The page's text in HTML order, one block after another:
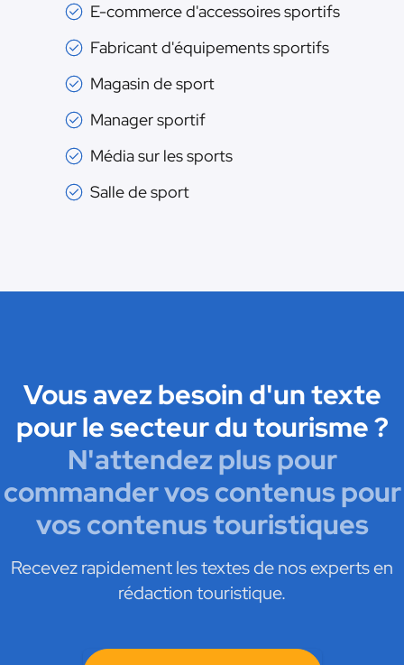
E-commerce d'accessoires sportifs
Fabricant d'équipements sportifs
Magasin de sport
Manager sportif
Média sur les sports
Salle de sport
Vous avez besoin d'un texte
pour le secteur du tourisme ?
N'attendez plus pour
commander vos contenus pour
vos contenus touristiques
Recevez rapidement les textes de nos experts en
rédaction touristique.